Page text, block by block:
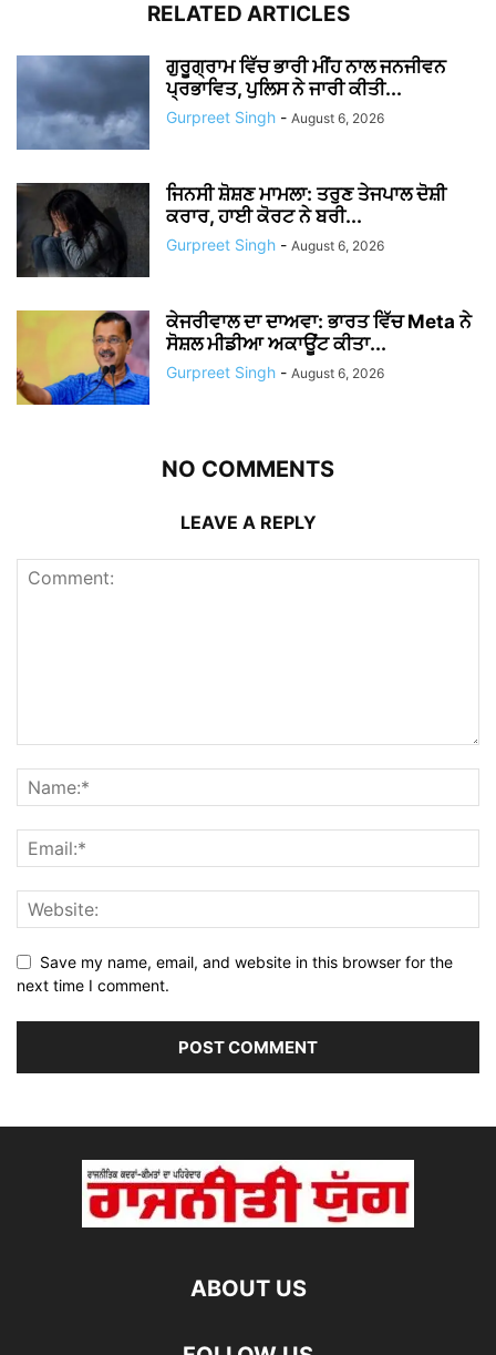
RELATED ARTICLES
ਗੁਰੂਗ੍ਰਾਮ ਵਿੱਚ ਭਾਰੀ ਮੀਂਹ ਨਾਲ ਜਨਜੀਵਨ
ਪ੍ਰਭਾਵਿਤ, ਪੁਲਿਸ ਨੇ ਜਾਰੀ ਕੀਤੀ...
Gurpreet Singh - August 6, 2026
ਜਿਨਸੀ ਸ਼ੋਸ਼ਣ ਮਾਮਲਾ: ਤਰੁਣ ਤੇਜਪਾਲ ਦੋਸ਼ੀ
ਕਰਾਰ, ਹਾਈ ਕੋਰਟ ਨੇ ਬਰੀ...
Gurpreet Singh - August 6, 2026
ਕੇਜਰੀਵਾਲ ਦਾ ਦਾਅਵਾ: ਭਾਰਤ ਵਿੱਚ Meta ਨੇ
ਸੋਸ਼ਲ ਮੀਡੀਆ ਅਕਾਊਂਟ ਕੀਤਾ...
Gurpreet Singh - August 6, 2026
NO COMMENTS
LEAVE A REPLY
Save my name, email, and website in this browser for the
next time I comment.
ABOUT US